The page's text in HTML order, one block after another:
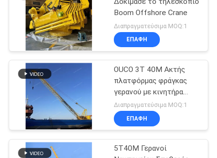
Boom Offshore Crane
Διαπραγματεύσιμα MOQ:1
ΕΠΑΦΉ
OUCO 3T 40M Ακτής
πλατφόρμας φράγκας
γερανού με κινητήρα
ντίζελ
Διαπραγματεύσιμα MOQ:1
ΕΠΑΦΉ
5T40M Γερανοί